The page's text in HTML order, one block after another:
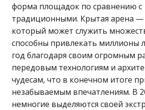
форма площадок по сравнению с
традиционными. Крытая арена —
который может служить
способны привлекать миллионы
год благодаря своим огромным
передовым технологиям и
чудесам, что в конечном итоге
незабываемым впечатлениям. В
немногие выделяются своей